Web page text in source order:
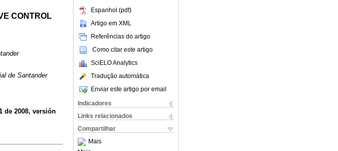
Espanhol (pdf)
Artigo em XML
Referências do artigo
Como citar este artigo
SciELO Analytics
Tradução automática
Enviar este artigo por email
Indicadores
Links relacionados
Compartilhar
Mais
CONTROL
de Santander
de 2008, versión